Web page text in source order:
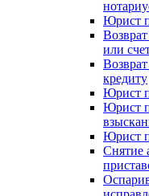
Юрист
или
кредиту
Юрист
Юрист
Юрист
Снятие